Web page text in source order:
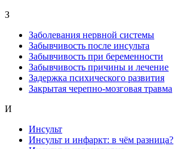
З
Заболевания нервной системы
Забывчивость после инсульта
Забывчивость при беременности
Забывчивость причины и лечение
Задержка психического развития
Закрытая черепно-мозговая травма
И
Инсульт
Инсульт и инфаркт: в чём разница?